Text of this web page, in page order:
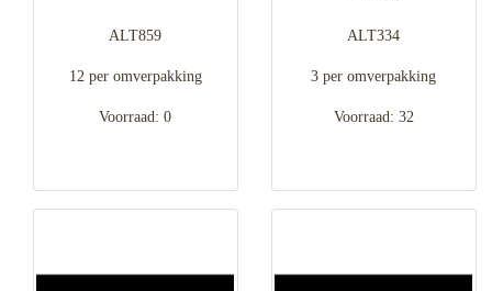
ALT859
12 per omverpakking
Voorraad: 0
ALT334
3 per omverpakking
Voorraad: 32